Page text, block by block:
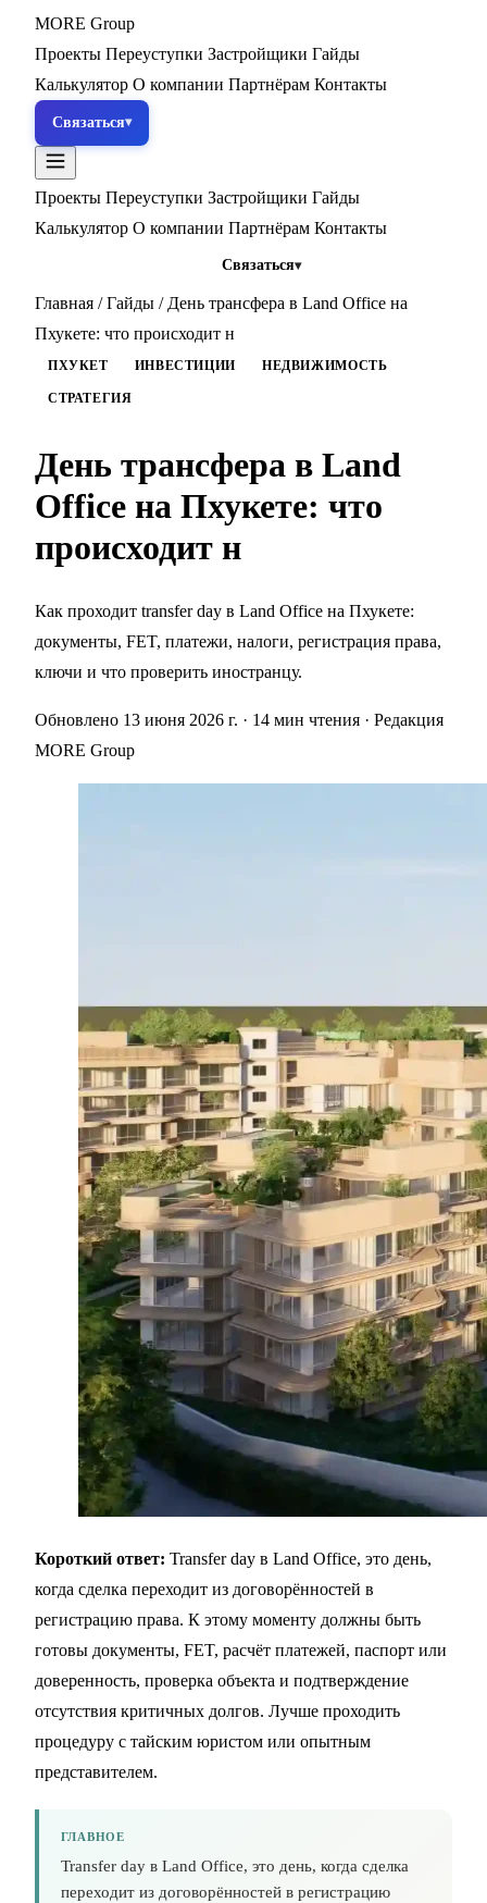
MORE Group
Проекты Переуступки Застройщики Гайды
Калькулятор О компании Партнёрам Контакты
Связаться
Проекты Переуступки Застройщики Гайды
Калькулятор О компании Партнёрам Контакты
Связаться
Главная / Гайды / День трансфера в Land Office на
Пхукете: что происходит н
ПХУКЕТ ИНВЕСТИЦИИ НЕДВИЖИМОСТЬ
СТРАТЕГИЯ
День трансфера в Land
Office на Пхукете: что
происходит н
Как проходит transfer day в Land Office на Пхукете:
документы, FET, платежи, налоги, регистрация права,
ключи и что проверить иностранцу.
Обновлено 13 июня 2026 г. · 14 мин чтения · Редакция
MORE Group
Короткий ответ: Transfer day в Land Office, это день,
когда сделка переходит из договорённостей в
регистрацию права. К этому моменту должны быть
готовы документы, FET, расчёт платежей, паспорт или
доверенность, проверка объекта и подтверждение
отсутствия критичных долгов. Лучше проходить
процедуру с тайским юристом или опытным
представителем.
ГЛАВНОЕ
Transfer day в Land Office, это день, когда сделка
переходит из договорённостей в регистрацию